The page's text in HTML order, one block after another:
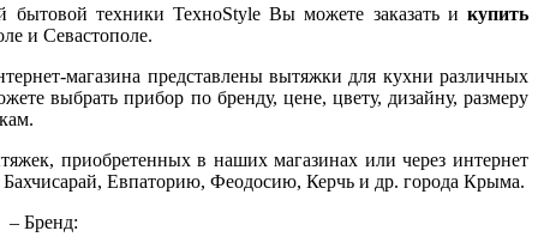
бытовой техники ТехноStyle Вы можете заказать и купить
и Севастополе.
магазина представлены вытяжки для кухни различных
выбрать прибор по бренду, цене, цвету, дизайну, размеру
приобретенных в наших магазинах или через интернет
Бахчисарай, Евпаторию, Феодосию, Керчь и др. города Крыма.
– Бренд: